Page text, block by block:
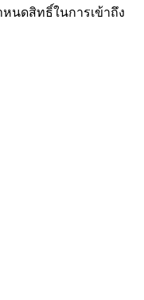
นดสิทธิ์ในการเข้าถึง